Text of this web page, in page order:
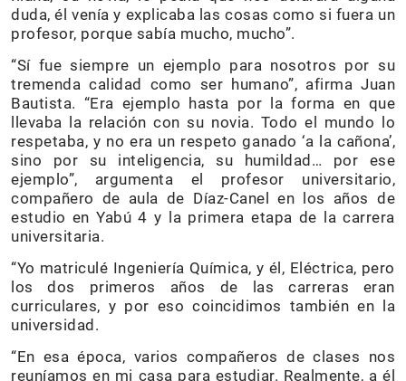
duda, él venía y explicaba las cosas como si fuera un
profesor, porque sabía mucho, mucho”.
“Sí fue siempre un ejemplo para nosotros por su
tremenda calidad como ser humano”, afirma Juan
Bautista. “Era ejemplo hasta por la forma en que
llevaba la relación con su novia. Todo el mundo lo
respetaba, y no era un respeto ganado ‘a la cañona’,
sino por su inteligencia, su humildad… por ese
ejemplo”, argumenta el profesor universitario,
compañero de aula de Díaz-Canel en los años de
estudio en Yabú 4 y la primera etapa de la carrera
universitaria.
“Yo matriculé Ingeniería Química, y él, Eléctrica, pero
los dos primeros años de las carreras eran
curriculares, y por eso coincidimos también en la
universidad.
“En esa época, varios compañeros de clases nos
reuníamos en mi casa para estudiar. Realmente, a él